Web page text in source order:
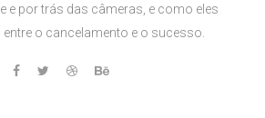
e por trás das câmeras, e como eles
o cancelamento e o sucesso.